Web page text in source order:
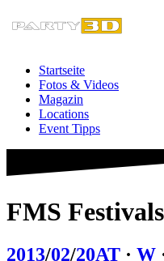
Inhalt
Startseite
Fotos & Videos
Magazin
Locations
Event Tipps
FMS
2013/02/20AT · W